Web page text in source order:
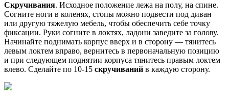
Скручивания. Исходное положение лежа на полу, на спине.
Согните ноги в коленях, стопы можно подвести под диван
или другую тяжелую мебель, чтобы обеспечить себе точку
фиксации. Руки согните в локтях, ладони заведите за голову.
Начинайте поднимать корпус вверх и в сторону — тянитесь
левым локтем вправо, вернитесь в первоначальную позицию
и при следующем поднятии корпуса тянитесь правым локтем
влево. Сделайте по 10-15 скручиваний в каждую сторону.